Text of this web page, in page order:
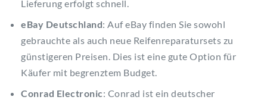
Lieferung erfolgt schnell.
eBay Deutschland: Auf eBay finden Sie sowohl
gebrauchte als auch neue Reifenreparatursets zu
günstigeren Preisen. Dies ist eine gute Option für
Käufer mit begrenztem Budget.
Conrad Electronic: Conrad ist ein deutscher